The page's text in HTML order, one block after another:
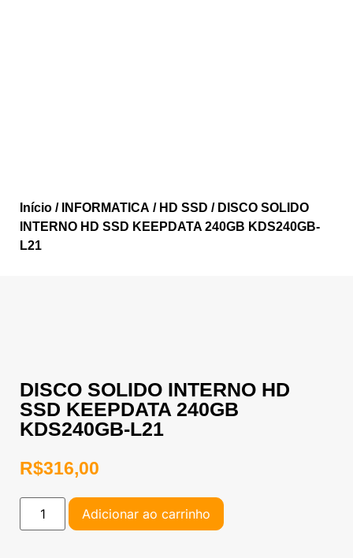
Início / INFORMATICA / HD SSD / DISCO SOLIDO
INTERNO HD SSD KEEPDATA 240GB KDS240GB-
L21
DISCO SOLIDO INTERNO HD
SSD KEEPDATA 240GB
KDS240GB-L21
R$316,00
Adicionar ao carrinho